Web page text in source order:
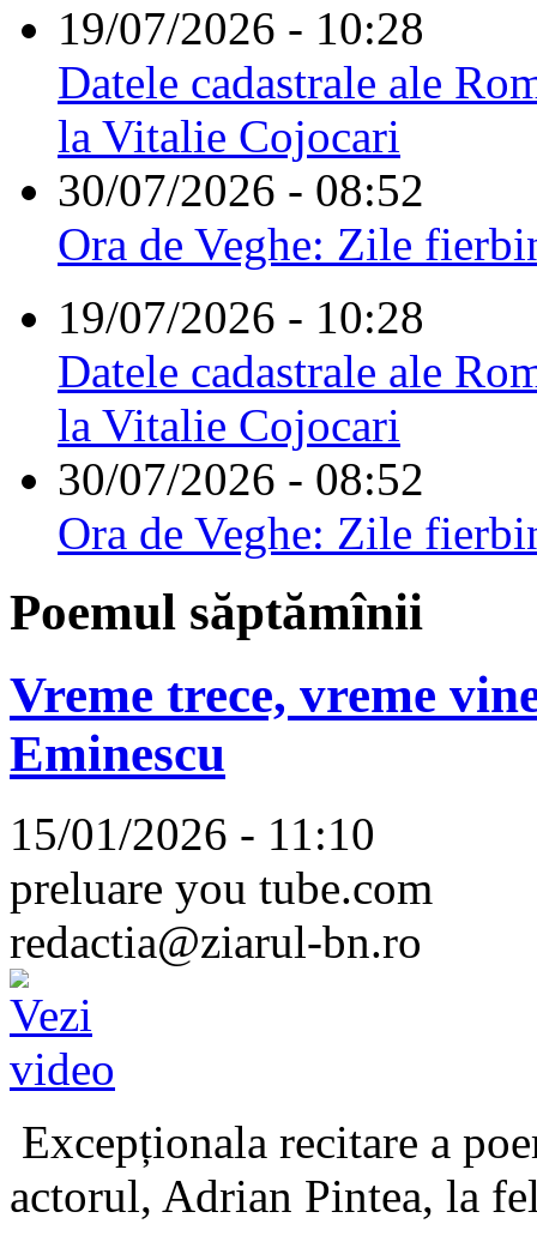
19/07/2026 - 10:28
Datele cadastrale ale
la Vitalie Cojocari
30/07/2026 - 08:52
Ora de Veghe: Zile
19/07/2026 - 10:28
Datele cadastrale ale
la Vitalie Cojocari
30/07/2026 - 08:52
Ora de Veghe: Zile
Poemul săptămînii
Vreme trece, vreme
Eminescu
15/01/2026 - 11:10
preluare you tube.com
redactia@ziarul-bn.ro
Excepționala recitare a
actorul, Adrian Pintea, la